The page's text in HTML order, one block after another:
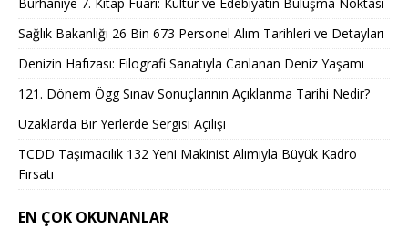
Sağlık Bakanlığı 26 Bin 673 Personel Alım Tarihleri ve Detayları
Denizin Hafızası: Filografi Sanatıyla Canlanan Deniz Yaşamı
121. Dönem Ögg Sınav Sonuçlarının Açıklanma Tarihi Nedir?
Uzaklarda Bir Yerlerde Sergisi Açılışı
TCDD Taşımacılık 132 Yeni Makinist Alımıyla Büyük Kadro
Fırsatı
EN ÇOK OKUNANLAR